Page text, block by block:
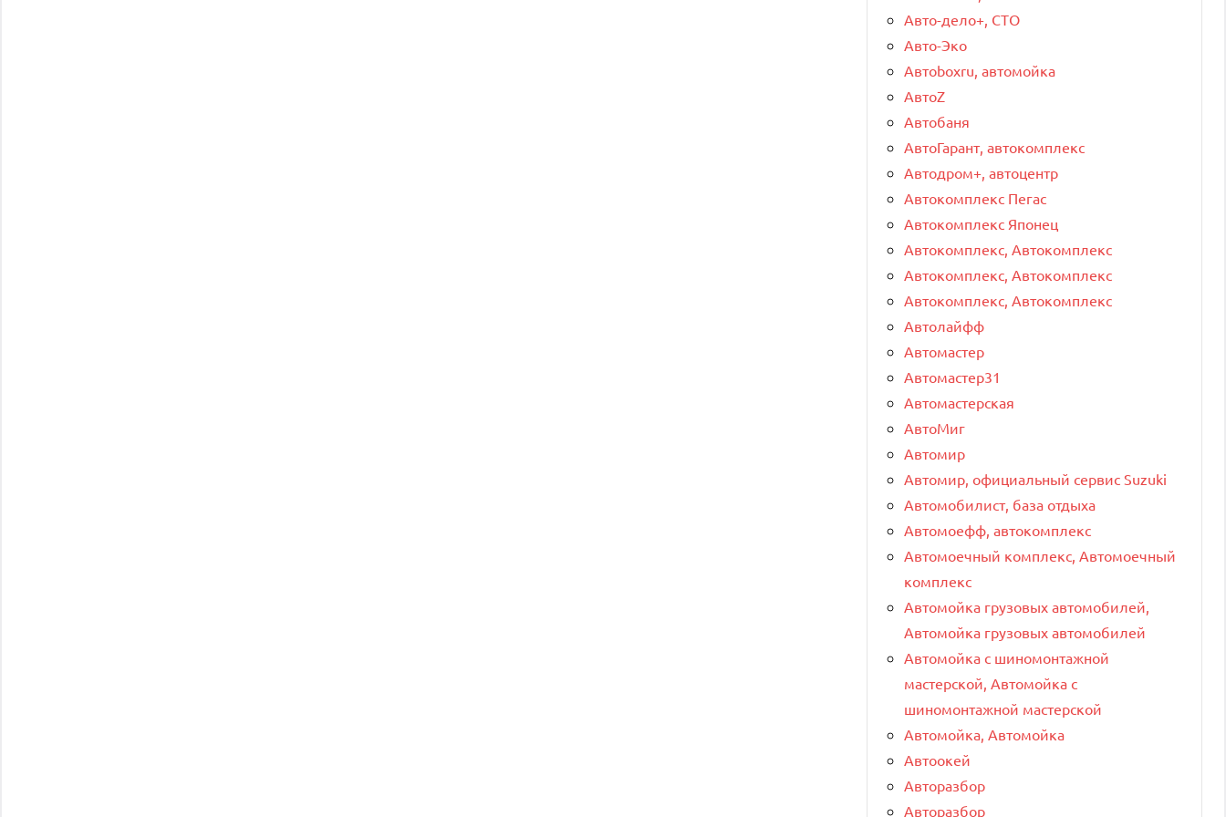
Авто-дело+, СТО
Авто-Эко
Автоboxru, автомойка
АвтоZ
Автобаня
АвтоГарант, автокомплекс
Автодром+, автоцентр
Автокомплекс Пегас
Автокомплекс Японец
Автокомплекс, Автокомплекс
Автокомплекс, Автокомплекс
Автокомплекс, Автокомплекс
Автолайфф
Автомастер
Автомастер31
Автомастерская
АвтоМиг
Автомир
Автомир, официальный сервис Suzuki
Автомобилист, база отдыха
Автомоефф, автокомплекс
Автомоечный комплекс, Автомоечный
комплекс
Автомойка грузовых автомобилей,
Автомойка грузовых автомобилей
Автомойка с шиномонтажной
мастерской, Автомойка с
шиномонтажной мастерской
Автомойка, Автомойка
Автоокей
Авторазбор
Авторазбор